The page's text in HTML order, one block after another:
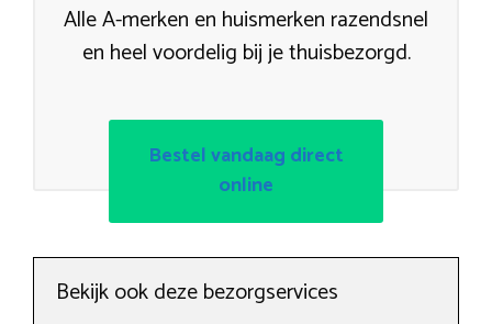
Alle A-merken en huismerken razendsnel
en heel voordelig bij je thuisbezorgd.
Bestel vandaag direct
online
Bekijk ook deze bezorgservices